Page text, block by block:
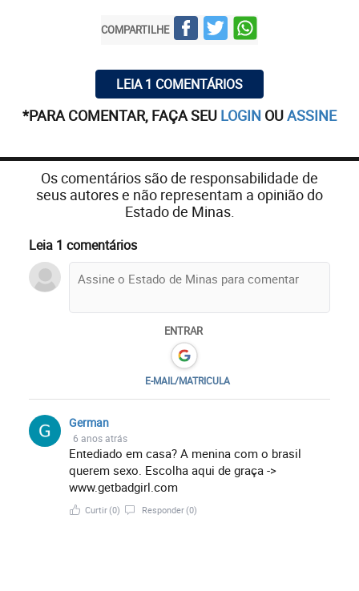
COMPARTILHE
LEIA 1 COMENTÁRIOS
*PARA COMENTAR, FAÇA SEU LOGIN OUASSINE
Os comentários são de responsabilidade de
seus autores e não representam a opinião do
Estado de Minas.
Leia 1 comentários
ENTRAR
E-MAIL/MATRICULA
German
6 anos atrás
Entediado em casa? A menina com o brasil
querem sexo. Escolha aqui de graça ->
www.getbadgirl.com
Curtir(0) Responder(0)